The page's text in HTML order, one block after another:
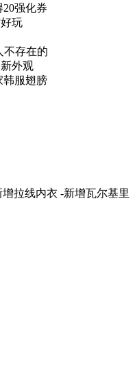
强化券
玩
不存在的
外观
韩服翅膀
拉线内衣 -新增瓦尔基里